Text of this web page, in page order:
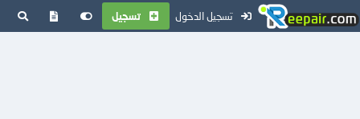
تسجيل الدخول تسجيل